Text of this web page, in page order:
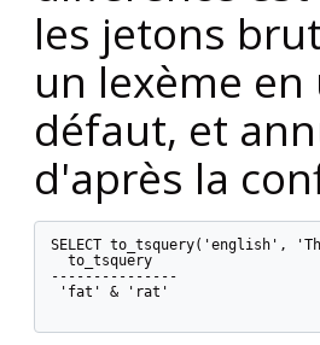
les jetons
un lexème
défaut, et
d'après la
SELECT to_tsquery('english',
  to_tsquery
---------------
'fat' & 'rat'